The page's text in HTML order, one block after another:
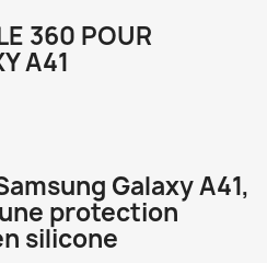
360 POUR
A41
Galaxy A41,
protection
silicone